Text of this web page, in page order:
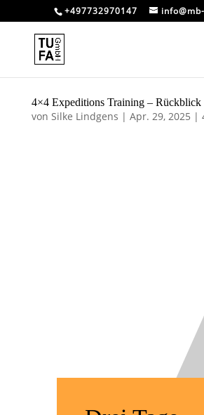
+497732970147
4×4 Expeditions Training – Rückblick
von Silke Lindgens | Apr. 29, 2025 |
4×4